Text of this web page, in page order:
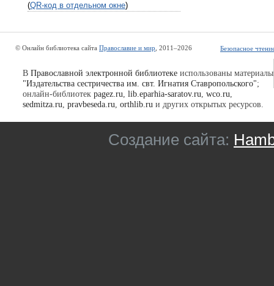
(QR-код в отдельном окне)
© Онлайн библиотека сайта Православие и мир, 2011–2026 Безопасное
В Православной электронной библиотеке использованы материалы
"Издательства сестричества им. свт. Игнатия Ставропольского";
онлайн-библиотек pagez.ru lib.eparhia-saratov.ru wco.ru
sedmitza.ru pravbeseda.ru orthlib.ru и других открытых ресурсов.
Создание сайта: